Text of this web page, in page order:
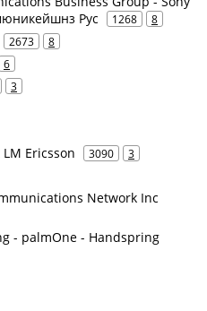
Рус
1268 8
2673 8
6
3
Ericsson 3090 3
Network Inc
- palmOne - Handspring